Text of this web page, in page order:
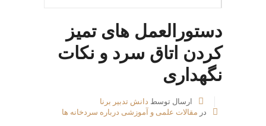
دستورالعمل های تمیز
کردن اتاق سرد و نکات
نگهداری
ارسال توسط دانش تدبیر برنا
در مقالات علمی و آموزشی درباره سردخانه ها